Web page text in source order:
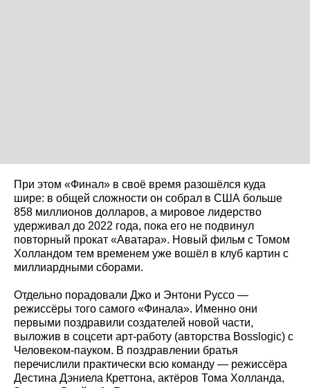
При этом «Финал» в своё время разошёлся куда
шире: в общей сложности он собрал в США больше
858 миллионов долларов, а мировое лидерство
удерживал до 2022 года, пока его не подвинул
повторный прокат «Аватара». Новый фильм с Томом
Холландом тем временем уже вошёл в клуб картин с
миллиардными сборами.
Отдельно порадовали Джо и Энтони Руссо —
режиссёры того самого «Финала». Именно они
первыми поздравили создателей новой части,
выложив в соцсети арт-работу (авторства Bosslogic) с
Человеком-пауком. В поздравлении братья
перечислили практически всю команду — режиссёра
Дестина Дэниела Креттона, актёров Тома Холланда,